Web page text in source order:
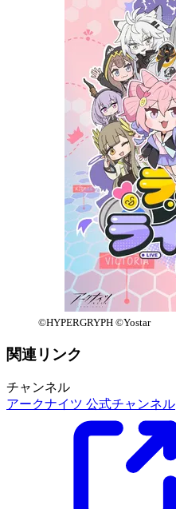
©HYPERGRYPH ©Yostar
関連リンク
チャンネル
アークナイツ 公式チャンネル